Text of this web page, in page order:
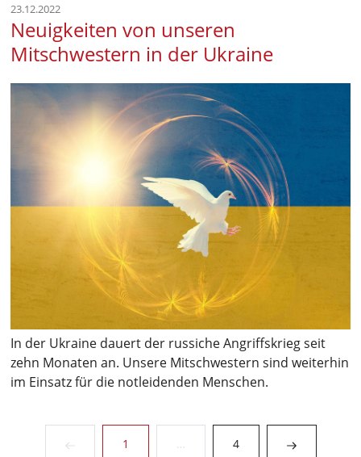
23.12.2022
Neuigkeiten von unseren
Mitschwestern in der Ukraine
In der Ukraine dauert der russiche Angriffskrieg seit
zehn Monaten an. Unsere Mitschwestern sind weiterhin
im Einsatz für die notleidenden Menschen.
1 … 4